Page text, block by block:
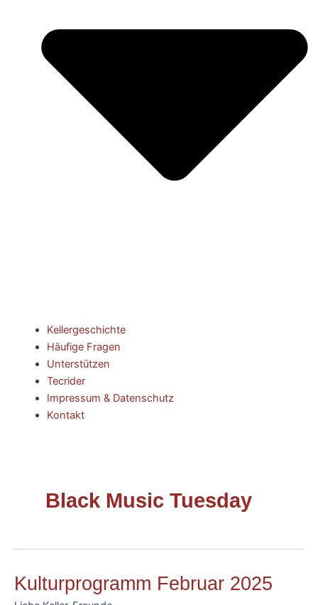
Kellergeschichte
Häufige Fragen
Unterstützen
Tecrider
Impressum & Datenschutz
Kontakt
Black Music Tuesday
Kulturprogramm Februar 2025